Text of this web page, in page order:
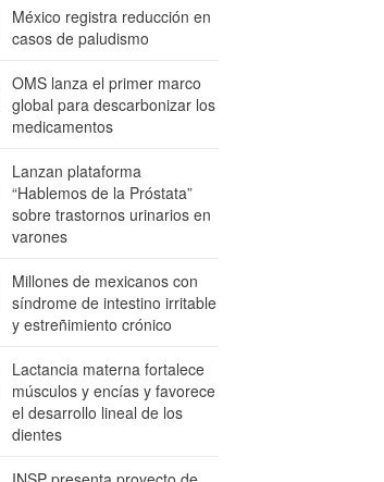
México registra reducción en
casos de paludismo
OMS lanza el primer marco
global para descarbonizar los
medicamentos
Lanzan plataforma
“Hablemos de la Próstata”
sobre trastornos urinarios en
varones
Millones de mexicanos con
síndrome de intestino irritable
y estreñimiento crónico
Lactancia materna fortalece
músculos y encías y favorece
el desarrollo lineal de los
dientes